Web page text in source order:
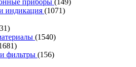
индикация (1071)
(1540)
фильтры (156)